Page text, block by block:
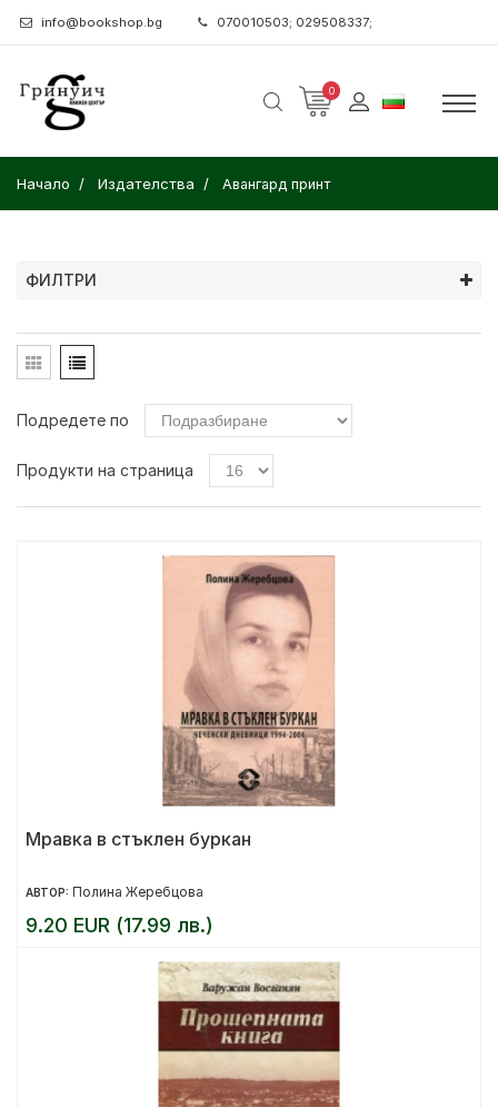
info@bookshop.bg 070010503; 029508337;
0
Начало Издателства Авангард принт
ФИЛТРИ
Подредете по
Продукти на страница
Мравка в стъклен буркан
АВТОР: Полина Жеребцова
9.20 EUR (17.99 лв.)